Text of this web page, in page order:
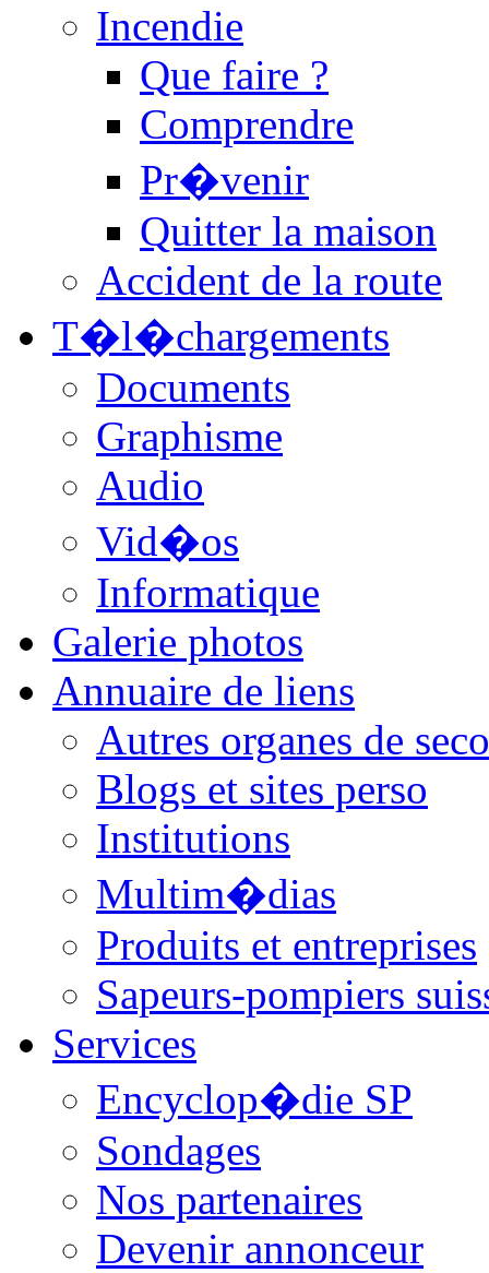
Incendie
Que faire ?
Comprendre
Pr�venir
Quitter la maison
Accident de la route
T�l�chargements
Documents
Graphisme
Audio
Vid�os
Informatique
Galerie photos
Annuaire de liens
Autres organes de
Blogs et sites perso
Institutions
Multim�dias
Produits et entreprises
Sapeurs-pompiers
Services
Encyclop�die SP
Sondages
Nos partenaires
Devenir annonceur